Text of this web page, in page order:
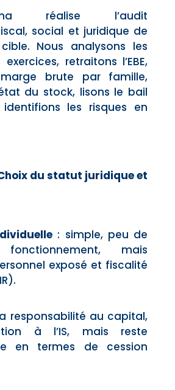
réalise l’audit
social et juridique de
Nous analysons les
retraitons l’EBE,
brute par famille,
du stock, lisons le bail
les risques en
du statut juridique et
: simple, peu de
mais
exposé et fiscalité
responsabilité au capital,
à l’IS, mais reste
en termes de cession